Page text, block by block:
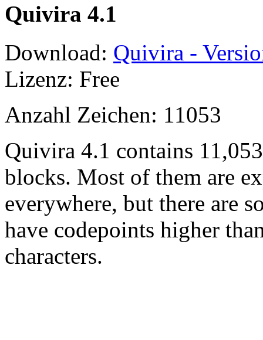
Quivira 4.1
Download: Quivira -
Lizenz: Free
Anzahl Zeichen: 11053
Quivira 4.1 contains
blocks. Most of them are
everywhere, but there are
have codepoints higher
characters.